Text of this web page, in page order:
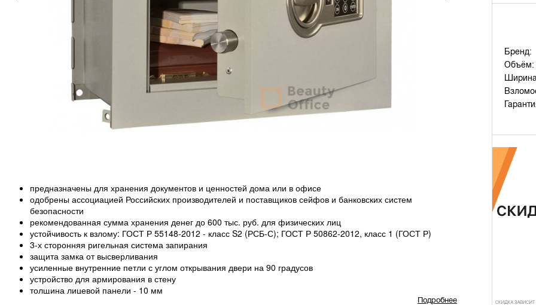
Бренд:
Объём:
предназначены для хранения документов и ценностей дома или в офисе
одобрены ассоциацией Российских производителей и поставщиков сейфов и банковских систем
безопасности
рекомендованная сумма хранения денег до 600 тыс. руб. для физических лиц
устойчивость к взлому: ГОСТ Р 55148-2012 - класс S2 (РСБ-С); ГОСТ Р 50862-2012, класс 1 (ГОСТ Р)
3-х сторонняя ригельная система запирания
защита замка от высверливания
усиленные внутренние петли с углом открывания двери на 90 градусов
устройство для армирования в стену
толщина лицевой панели - 10 мм
Подробнее